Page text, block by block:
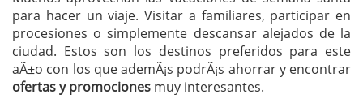
para hacer un viaje. Visitar a familiares, participar en
procesiones o simplemente descansar alejados de la
ciudad. Estos son los destinos preferidos para este
aÃ±o con los que ademÃ¡s podrÃ¡s ahorrar y encontrar
ofertas y promociones muy interesantes.